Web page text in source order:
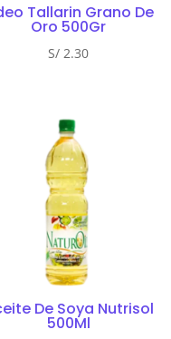
Tallarin Grano De
Oro 500Gr
S/ 2.30
De Soya Nutrisol
500Ml